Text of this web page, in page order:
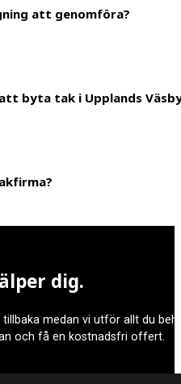
40 år, om det inte har
att genomföra?
varierar mellan alltid från 2
byta tak i Upplands
utföra en takläggning
att du får ett garanterat bra
dig.
medan vi utför allt du
och få en kostnadsfri offert.